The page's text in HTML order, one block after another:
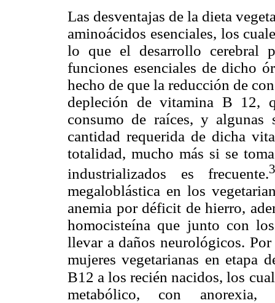
Las desventajas de la dieta
aminoácidos esenciales, los
lo que el desarrollo cerebral
funciones esenciales de dicho
hecho de que la reducción de
depleción de vitamina B 12,
consumo de raíces, y
cantidad requerida de dicha
totalidad, mucho más si se
industrializados es frecuente.
megaloblástica en los
anemia por déficit de hierro,
homocisteína que junto con
llevar a daños neurológicos.
mujeres vegetarianas en etapa
B12 a los recién nacidos, los
metabólico, con anorexia,